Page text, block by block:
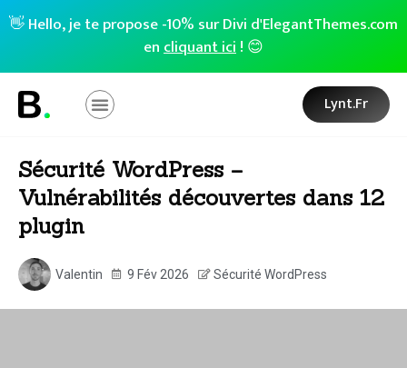
👋 Hello, je te propose -10% sur Divi d'ElegantThemes.com
encliquant ici! 😊
Lynt.fr
Sécurité WordPress –
Vulnérabilités découvertes dans 12
plugin
Valentin 9 Fév 2026 Sécurité WordPress